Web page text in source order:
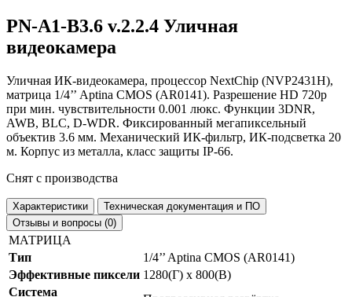
PN-A1-B3.6 v.2.2.4 Уличная
видеокамера
Уличная ИК-видеокамера, процессор NextChip (NVP2431H),
матрица 1/4’’ Aptina CMOS (AR0141). Разрешение HD 720p
при мин. чувствительности 0.001 люкс. Функции 3DNR,
AWB, BLC, D-WDR. Фиксированный мегапиксельный
объектив 3.6 мм. Механический ИК-фильтр, ИК-подсветка 20
м. Корпус из металла, класс защиты IP-66.
Снят с производства
Характеристики
Техническая документация и ПО
Отзывы и вопросы (0)
МАТРИЦА
Тип
1/4’’ Aptina CMOS (AR0141)
Эффективные пиксели 1280(Г) х 800(В)
Система